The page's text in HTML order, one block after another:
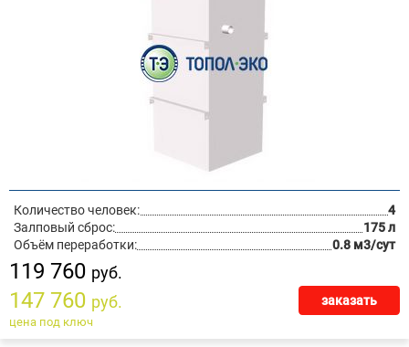
Количество человек:
4
Залповый сброс:
175 л
Объём переработки:
0.8 м3/сут
119 760 руб.
147 760 руб. заказать
цена под ключ